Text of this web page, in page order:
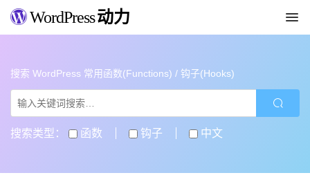
WordPress动力
搜索 WordPress 常用函数(Functions) / 钩子(Hooks)
搜索类型： 函数 钩子 中文